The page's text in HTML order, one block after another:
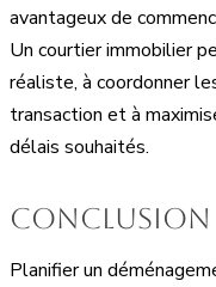
avantageux de
Un courtier immobilier
réaliste, à coordonner
transaction et à
délais souhaités.
Conclusion
Planifier un